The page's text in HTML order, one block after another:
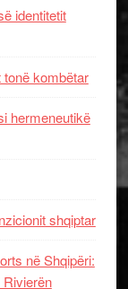
identitetit
tonë kombëtar
hermeneutikë
shqiptar
në Shqipëri: